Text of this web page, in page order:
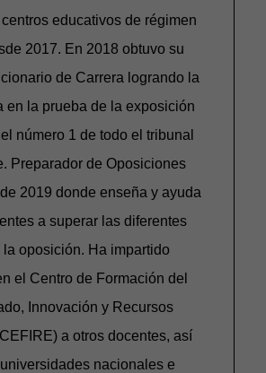
educativos de régimen
2017. En 2018 obtuvo su
de Carrera logrando la
en la prueba de la exposición
número 1 de todo el tribunal
Preparador de Oposiciones
2019 donde enseña y ayuda
a superar las diferentes
la oposición. Ha impartido
el Centro de Formación del
Innovación y Recursos
a otros docentes, así
nacionales e